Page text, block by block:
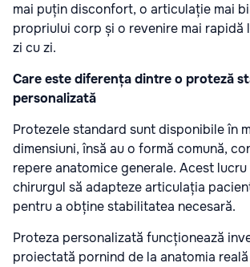
mai puțin disconfort, o articulație mai
propriului corp și o revenire mai
zi cu zi.
Care este diferența dintre o proteză
personalizată
Protezele standard sunt disponibile în
dimensiuni, însă au o formă comună,
repere anatomice generale. Acest lucru
chirurgul să adapteze articulația
pentru a obține stabilitatea necesară.
Proteza personalizată funcționează
proiectată pornind de la anatomia